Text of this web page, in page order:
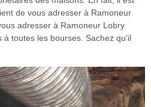
de vous adresser à Ramoneur
adresser à Ramoneur Lobry
toutes les bourses. Sachez qu'il